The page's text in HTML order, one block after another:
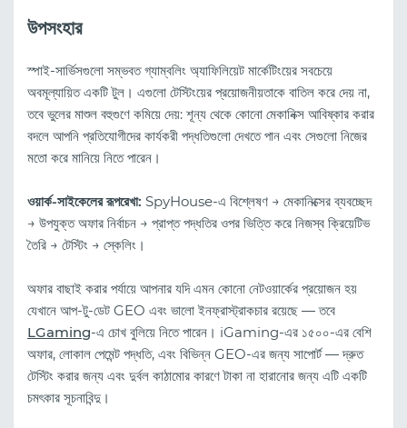
উপসংহার
স্পাই-সার্ভিসগুলো সম্ভবত গ্যাম্বলিং অ্যাফিলিয়েট মার্কেটিংয়ের সবচেয়ে
অবমূল্যায়িত একটি টুল। এগুলো টেস্টিংয়ের প্রয়োজনীয়তাকে বাতিল করে দেয় না,
তবে ভুলের মাশুল বহুগুণে কমিয়ে দেয়: শূন্য থেকে কোনো মেকানিক্স আবিষ্কার করার
বদলে আপনি প্রতিযোগীদের কার্যকরী পদ্ধতিগুলো দেখতে পান এবং সেগুলো নিজের
মতো করে মানিয়ে নিতে পারেন।
ওয়ার্ক-সাইকেলের রূপরেখা: SpyHouse-এ বিশ্লেষণ → মেকানিক্সের ব্যবচ্ছেদ
→ উপযুক্ত অফার নির্বাচন → প্রাপ্ত পদ্ধতির ওপর ভিত্তি করে নিজস্ব ক্রিয়েটিভ
তৈরি → টেস্টিং → স্কেলিং।
অফার বাছাই করার পর্যায়ে আপনার যদি এমন কোনো নেটওয়ার্কের প্রয়োজন হয়
যেখানে আপ-টু-ডেট GEO এবং ভালো ইনফ্রাস্ট্রাকচার রয়েছে — তবে
LGaming-এ চোখ বুলিয়ে নিতে পারেন। iGaming-এর ১৫০০-এর বেশি
অফার, লোকাল পেমেন্ট পদ্ধতি, এবং বিভিন্ন GEO-এর জন্য সাপোর্ট — দ্রুত
টেস্টিং করার জন্য এবং দুর্বল কাঠামোর কারণে টাকা না হারানোর জন্য এটি একটি
চমৎকার সূচনাবিন্দু।